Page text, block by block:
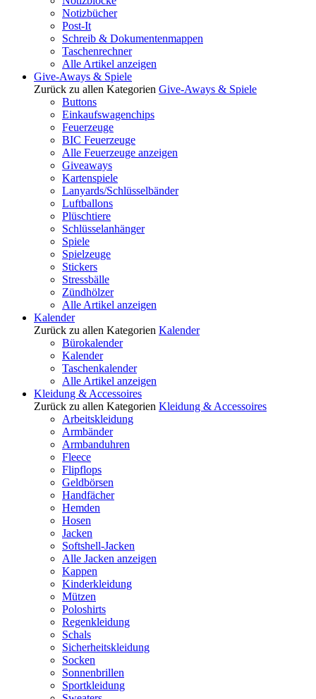
Notizbücher
Post-It
Schreib & Dokumentenmappen
Taschenrechner
Alle Artikel anzeigen
Give-Aways & Spiele
Zurück zu allen Kategorien Give-Aways & Spiele
Buttons
Einkaufswagenchips
Feuerzeuge
BIC Feuerzeuge
Alle Feuerzeuge anzeigen
Giveaways
Kartenspiele
Lanyards/Schlüsselbänder
Luftballons
Plüschtiere
Schlüsselanhänger
Spiele
Spielzeuge
Stickers
Stressbälle
Zündhölzer
Alle Artikel anzeigen
Kalender
Zurück zu allen Kategorien Kalender
Bürokalender
Kalender
Taschenkalender
Alle Artikel anzeigen
Kleidung & Accessoires
Zurück zu allen Kategorien Kleidung & Accessoires
Arbeitskleidung
Armbänder
Armbanduhren
Fleece
Flipflops
Geldbörsen
Handfächer
Hemden
Hosen
Jacken
Softshell-Jacken
Alle Jacken anzeigen
Kappen
Kinderkleidung
Mützen
Poloshirts
Regenkleidung
Schals
Sicherheitskleidung
Socken
Sonnenbrillen
Sportkleidung